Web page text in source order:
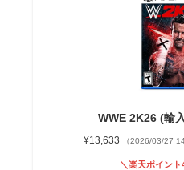
WWE 2K26 (輸
¥13,633 （2026/03/27
＼楽天ポイン